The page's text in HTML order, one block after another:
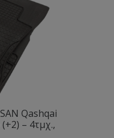
Qashqai
– 4τμχ.,